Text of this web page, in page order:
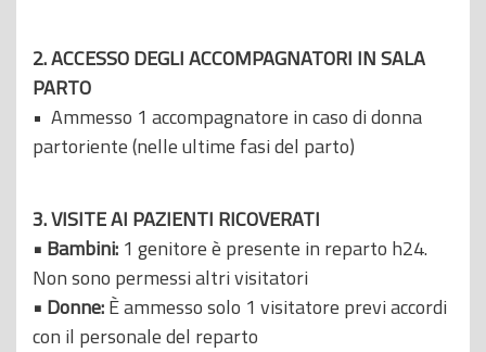
2.ACCESSO DEGLI ACCOMPAGNATORI IN SALA
PARTO
• Ammesso 1 accompagnatore in caso di donna
partoriente (nelle ultime fasi del parto)
3. VISITE AI PAZIENTI RICOVERATI
• Bambini: 1 genitore è presente in reparto h24.
Non sono permessi altri visitatori
• Donne:È ammesso solo 1 visitatore previ accordi
con il personale del reparto